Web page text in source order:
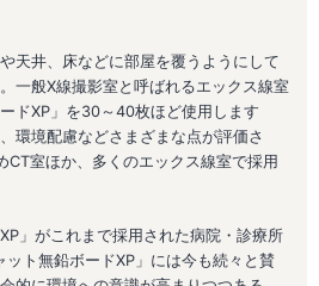
天井、床などに部屋を覆うようにして
一般X線撮影室と呼ばれるエックス線室
ドXP」を30～40枚ほど使用します
環境配慮などさまざまな点が評価さ
CT室ほか、多くのエックス線室で採用
」がこれまで採用された病院・診療所
ト無鉛ボードXP」には今も続々と賛